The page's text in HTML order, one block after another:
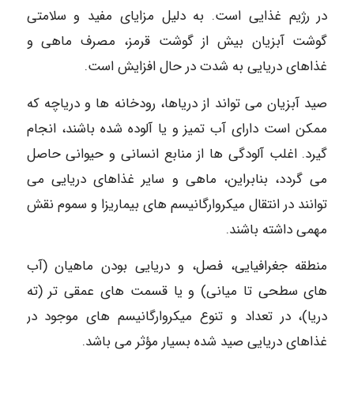
در رژیم غذایی است. به دلیل مزایای مفید و سلامتی
گوشت آبزیان بیش از گوشت قرمز، مصرف ماهی و
غذاهای دریایی به شدت در حال افزایش است.
صید آبزیان می تواند از دریاها، رودخانه ها و دریاچه که
ممکن است دارای آب تمیز و یا آلوده شده باشند، انجام
گیرد. اغلب آلودگی ها از منابع انسانی و حیوانی حاصل
می گردد، بنابراین، ماهی و سایر غذاهای دریایی می
توانند در انتقال میکروارگانیسم های بیماریزا و سموم نقش
مهمی داشته باشند.
منطقه جغرافیایی، فصل، و دریایی بودن ماهیان (آب
های سطحی تا میانی) و یا قسمت های عمقی تر (ته
دریا)، در تعداد و تنوع میکروارگانیسم های موجود در
غذاهای دریایی صید شده بسیار مؤثر می باشد.